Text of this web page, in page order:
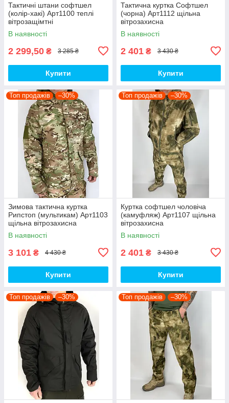
Тактичні штани софтшел
(колір-хакі) Арт1100 теплі
вітрозащімтні
водовідштовхувальні на флісі
топ
В наявності
2 299,50 ₴ 3 285 ₴
Купити
Тактична куртка Софтшел
(чорна) Арт1112 щільна
вітрозахисна
водовідштовхувальна на
флісі топ
В наявності
2 401 ₴ 3 430 ₴
Купити
Топ продажів –30%
Зимова тактична куртка
Рипстоп (мультикам) Арт1103
щільна вітрозахисна
водовідштовхувальна топ
В наявності
3 101 ₴ 4 430 ₴
Купити
Топ продажів –30%
Куртка софтшел чоловіча
(камуфляж) Арт1107 щільна
вітрозахисна
водовідштовхувальна на
флісі топ
В наявності
2 401 ₴ 3 430 ₴
Купити
Топ продажів –30% Топ продажів –30%